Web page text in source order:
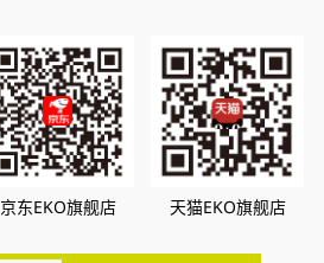
京东EKO旗舰店 天猫EKO旗舰店